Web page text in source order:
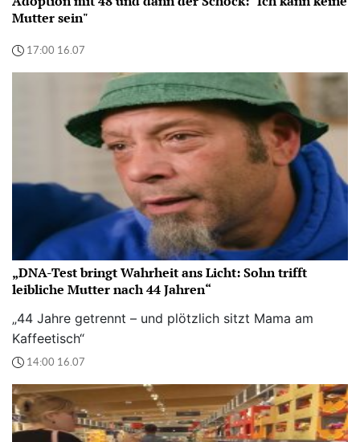
Mutter sein"
17:00 16.07
„DNA-Test bringt Wahrheit ans Licht: Sohn trifft
leibliche Mutter nach 44 Jahren“
„44 Jahre getrennt – und plötzlich sitzt Mama am
Kaffeetisch“
14:00 16.07